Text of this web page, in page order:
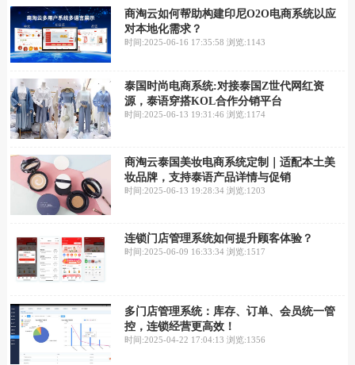
商淘云如何帮助构建印尼O2O电商系统以应
对本地化需求？
时间:2025-06-16 17:35:58 浏览:1143
泰国时尚电商系统:对接泰国Z世代网红资
源，泰语穿搭KOL合作分销平台
时间:2025-06-13 19:31:46 浏览:1174
商淘云泰国美妆电商系统定制｜适配本土美
妆品牌，支持泰语产品详情与促销
时间:2025-06-13 19:28:34 浏览:1203
连锁门店管理系统如何提升顾客体验？
时间:2025-06-09 16:33:34 浏览:1517
多门店管理系统：库存、订单、会员统一管
控，连锁经营更高效！
时间:2025-04-22 17:04:13 浏览:1356